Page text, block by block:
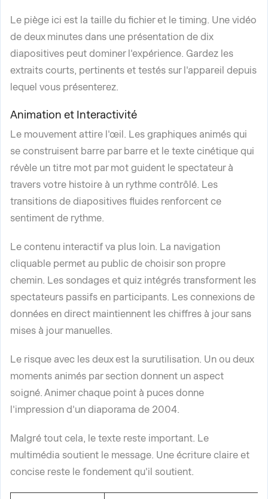
Le piège ici est la taille du fichier et le timing. Une vidéo
de deux minutes dans une présentation de dix
diapositives peut dominer l'expérience. Gardez les
extraits courts, pertinents et testés sur l'appareil depuis
lequel vous présenterez.
Animation et Interactivité
Le mouvement attire l'œil. Les graphiques animés qui
se construisent barre par barre et le texte cinétique qui
révèle un titre mot par mot guident le spectateur à
travers votre histoire à un rythme contrôlé. Les
transitions de diapositives fluides renforcent ce
sentiment de rythme.
Le contenu interactif va plus loin. La navigation
cliquable permet au public de choisir son propre
chemin. Les sondages et quiz intégrés transforment les
spectateurs passifs en participants. Les connexions de
données en direct maintiennent les chiffres à jour sans
mises à jour manuelles.
Le risque avec les deux est la surutilisation. Un ou deux
moments animés par section donnent un aspect
soigné. Animer chaque point à puces donne
l'impression d'un diaporama de 2004.
Malgré tout cela, le texte reste important. Le
multimédia soutient le message. Une écriture claire et
concise reste le fondement qu'il soutient.